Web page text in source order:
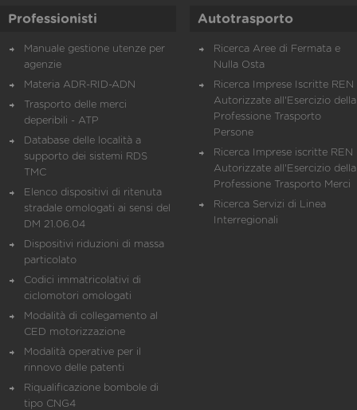
Professionisti
Manuale gestione utenze per
agenzie
Materia ADR-RID-ADN
Trasporto delle merci
deperibili - ATP
Database delle località a
supporto dei sistemi RDS
TMC
Elenco dispositivi di ritenuta
stradale omologati ai sensi del
DM 21.06.04
Dispositivi riduzioni di massa
particolato
Codici immatricolativi di
ciclomotori omologati
Modalità di collegamento al
CED motorizzazione
Modalità operative per il
rinnovo delle patenti
Riqualificazione bombole di
tipo CNG4
Autotrasporto
Ricerca Aree di Fermata e
Nulla Osta
Ricerca Imprese Iscritte REN
Autorizzate all'Esercizio della
Professione Trasporto
Persone
Ricerca Imprese iscritte REN
Autorizzate all'Esercizio della
Professione Trasporto Merci
Ricerca Servizi di Linea
Interregionali